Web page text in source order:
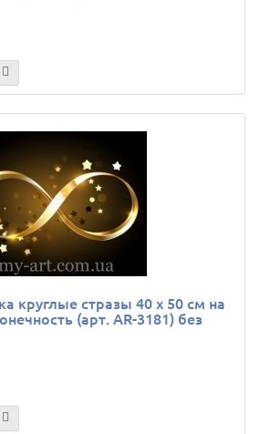
круглые стразы 40 х 50 см на
(арт. AR-3181) без